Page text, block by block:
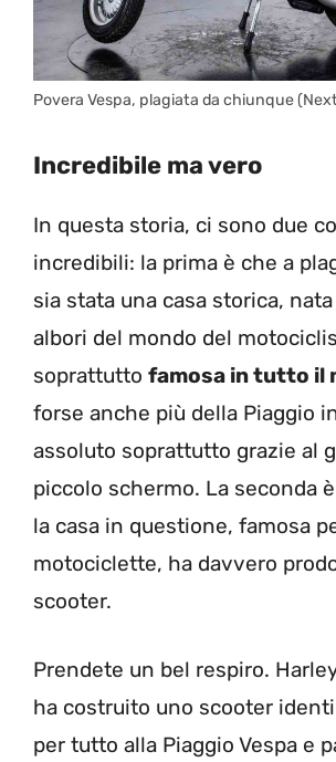
Povera Vespa, plagiata da chiunque
Incredibile ma vero
In questa storia, ci sono due
incredibili: la prima è che a
sia stata una casa storica,
albori del mondo del
soprattutto famosa in tutto il
forse anche più della Piaggio
assoluto soprattutto grazie al
piccolo schermo. La seconda
la casa in questione, famosa
motociclette, ha davvero
scooter.
Prendete un bel respiro.
ha costruito uno scooter
per tutto alla Piaggio Vespa e